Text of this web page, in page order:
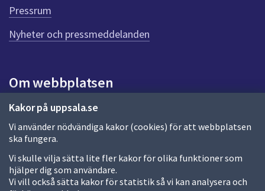
Kakor på uppsala.se
Vi använder nödvändiga kakor (cookies) för att webbplatsen
ska fungera.
Vi skulle vilja sätta lite fler kakor för olika funktioner som
hjälper dig som användare.
Vi vill också sätta kakor för statistik så vi kan analysera och
e
n
n
a
d
a
Pressrum
Nyheter och pressmeddelanden
Om webbplatsen
Om webbplatsen
Allmänna handlingar och diarium
Behandling av personuppgifter
Kakor